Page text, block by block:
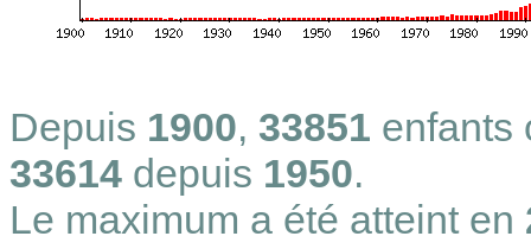
Depuis 1900, 33851 enfants
33614 depuis 1950.
Le maximum a été atteint en